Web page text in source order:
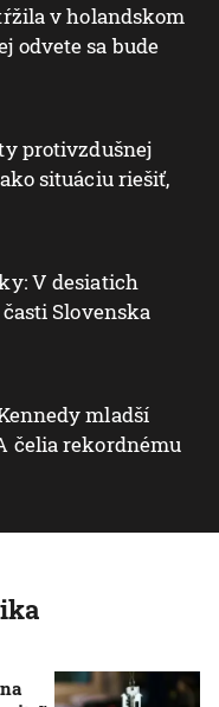
v holandskom
odvete sa bude
protivzdušnej
situáciu riešiť,
V desiatich
Slovenska
mladší
čelia rekordnému